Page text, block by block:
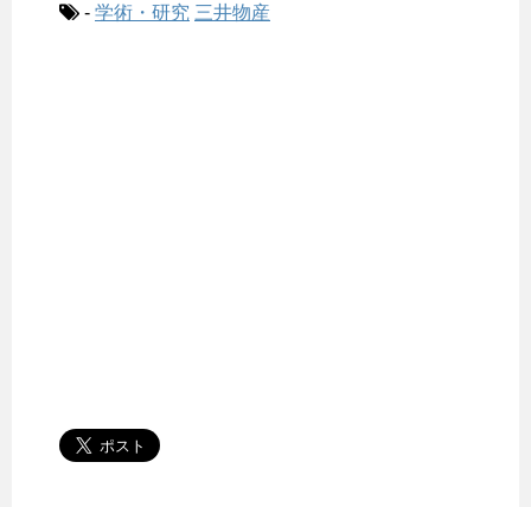
- 学術・研究 三井物産